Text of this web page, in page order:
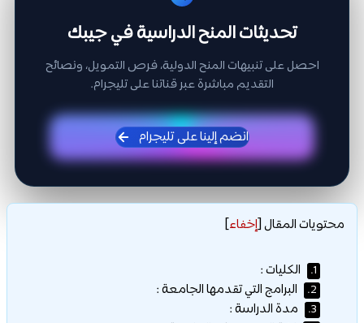
تحديثات المنح الدراسية في جيبك
احصل على تنبيهات المنح الدولية، فرص التمويل، ونصائح
التقديم مباشرة عبر قناتنا على تليجرام.
انضم إلينا على تليجرام
محتويات المقال[إخفاء]
1. الكليات :
2. البرامج التي تقدمها الجامعة :
3. مدة الدراسة :